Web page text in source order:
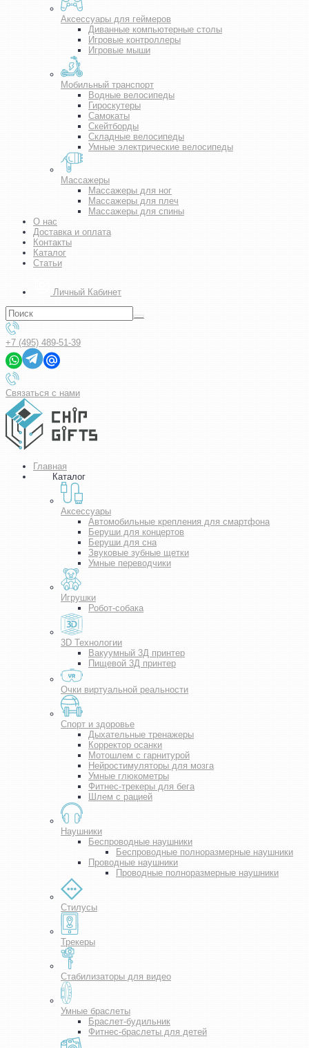
Аксессуары для геймеров
Диванные компьютерные столы
Игровые контроллеры
Игровые мыши
Мобильный транспорт
Водные велосипеды
Гироскутеры
Самокаты
Скейтборды
Складные велосипеды
Умные электрические велосипеды
Массажеры
Массажеры для ног
Массажеры для плеч
Массажеры для спины
О нас
Доставка и оплата
Контакты
Каталог
Статьи
Личный Кабинет
+7 (495) 489-51-39
Связаться с нами
Главная
Каталог
Аксессуары
Автомобильные крепления для смартфона
Беруши для концертов
Беруши для сна
Звуковые зубные щетки
Умные переводчики
Игрушки
Робот-собака
3D Технологии
Вакуумный 3Д принтер
Пищевой 3Д принтер
Очки виртуальной реальности
Спорт и здоровье
Дыхательные тренажеры
Корректор осанки
Мотошлем с гарнитурой
Нейростимуляторы для мозга
Умные глюкометры
Фитнес-трекеры для бега
Шлем с рацией
Наушники
Беспроводные наушники
Беспроводные полноразмерные наушники
Проводные наушники
Проводные полноразмерные наушники
Стилусы
Трекеры
Стабилизаторы для видео
Умные браслеты
Браслет-будильник
Фитнес-браслеты для детей